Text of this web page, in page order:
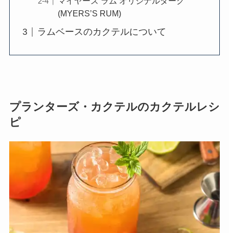
(MYERS’S RUM)
ラムベースのカクテルについて
プランターズ・カクテルのカクテルレシ
ピ